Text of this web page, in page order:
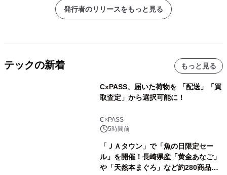
発行者のリリースをもっと見る
テックの新着 もっと見る
CxPASS、届いた荷物を 「配送」「買
取査定」から選択可能に！
C×PASS
5時間前
「ＪＡタウン」で「魚の日限定セー
ル」を開催！長崎県産「黄金あなご」
や「天然本まぐろ」など約280商品を